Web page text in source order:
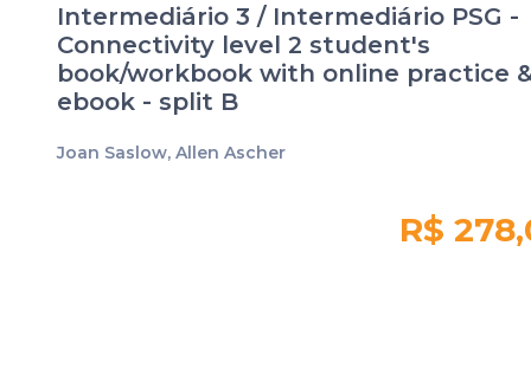
Intermediário 3 / Intermediário PSG -
Connectivity level 2 student's
book/workbook with online practice
ebook - split B
Joan Saslow, Allen Ascher
R$